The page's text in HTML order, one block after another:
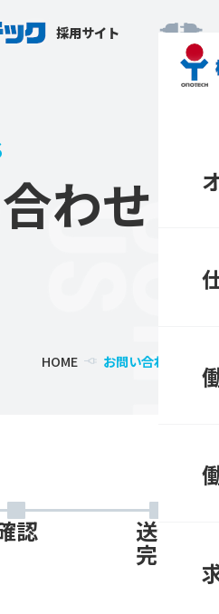
採用サイト
わせ
US
HOME お問い合わせ
認 送信
完了